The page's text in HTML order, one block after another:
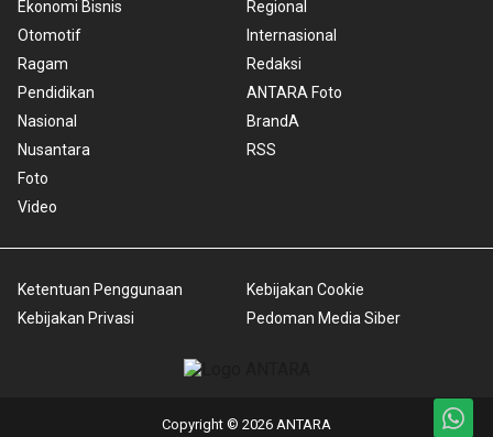
Ekonomi Bisnis
Otomotif
Ragam
Pendidikan
Nasional
Nusantara
Foto
Video
Regional
Internasional
Redaksi
ANTARA Foto
BrandA
RSS
Ketentuan Penggunaan
Kebijakan Privasi
Kebijakan Cookie
Pedoman Media Siber
Copyright © 2026 ANTARA